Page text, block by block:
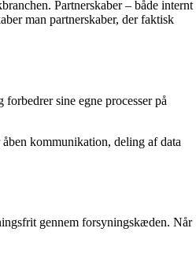
Partnerskaber – både internt
man partnerskaber, der faktisk
sine egne processer på
kommunikation, deling af data
gennem forsyningskæden. Når